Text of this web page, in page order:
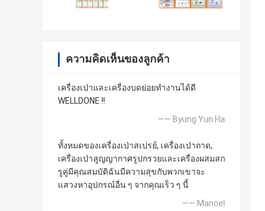
ความคิดเห็นของลูกค้า
เครื่องเป่าและเครื่องบดย่อยทำงานได้ดี
WELLDONE !!
—— Byung Yun Ha
ทั้งหมดของเครื่องเป่าสเปรย์, เครื่องเป่าถาด,
เครื่องเป่าสูญญากาศรูปกรวยและเครื่องผสมสก
รูคู่มีคุณสมบัติฉันมีความสุขกับพวกเขาจะ
แสวงหาอุปกรณ์อื่น ๆ จากคุณเร็ว ๆ นี้
—— Manoel